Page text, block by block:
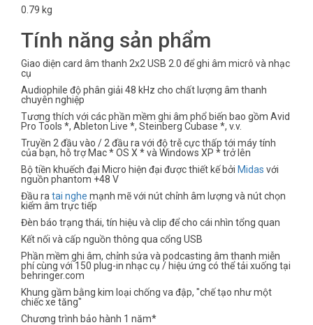
0.79 kg
Tính năng sản phẩm
Giao diện card âm thanh 2x2 USB 2.0 để ghi âm micrô và nhạc
cụ
Audiophile độ phân giải 48 kHz cho chất lượng âm thanh
chuyên nghiệp
Tương thích với các phần mềm ghi âm phổ biến bao gồm Avid
Pro Tools *, Ableton Live *, Steinberg Cubase *, v.v.
Truyền 2 đầu vào / 2 đầu ra với độ trễ cực thấp tới máy tính
của bạn, hỗ trợ Mac * OS X * và Windows XP * trở lên
Bộ tiền khuếch đại Micro hiện đại được thiết kế bởi Midas với
nguồn phantom +48 V
Đầu ra tai nghe mạnh mẽ với nút chỉnh âm lượng và nút chọn
kiểm âm trực tiếp
Đèn báo trạng thái, tín hiệu và clip để cho cái nhìn tổng quan
Kết nối và cấp nguồn thông qua cổng USB
Phần mềm ghi âm, chỉnh sửa và podcasting âm thanh miễn
phí cùng với 150 plug-in nhạc cụ / hiệu ứng có thể tải xuống tại
behringer.com
Khung gầm bằng kim loại chống va đập, "chế tạo như một
chiếc xe tăng"
Chương trình bảo hành 1 năm*